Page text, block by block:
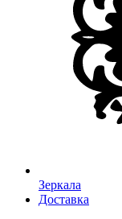
Зеркала
Доставка